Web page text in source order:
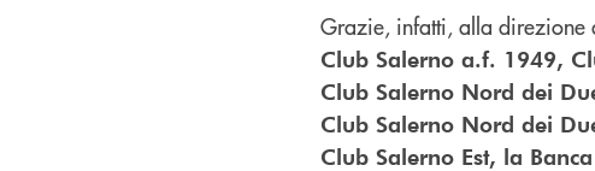
Grazie, infatti, alla direzione
Club Salerno a.f. 1949,
Club Salerno Nord dei
Club Salerno Nord dei
Club Salerno Est, la